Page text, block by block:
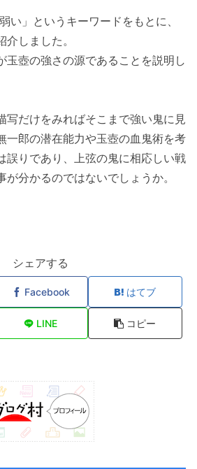
い」というキーワードをもとに、
しました。
玉壺の強さの源であることを説明し
写だけをみればそこまで強い鬼に見
一郎の潜在能力や玉壺の血鬼術を考
誤りであり、上弦の鬼に相応しい戦
分かるのではないでしょうか。
シェアする
Facebook はてブ
LINE コピー